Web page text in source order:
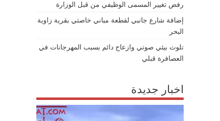
رفض تغيير المسمى الوظيفي من قبل الوزارة
إضافة شارع جانبي لقطعة مباني خاصتي بقرية زاوية
البحر
تلوث بيئي صوتي وازعاج دائم بسبب المهرجانات في
العصافرة قبلي
اخبار جديدة